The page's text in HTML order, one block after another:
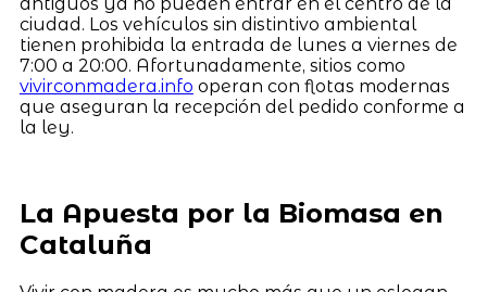
antiguos ya no pueden entrar en el centro de la
ciudad. Los vehículos sin distintivo ambiental
tienen prohibida la entrada de lunes a viernes de
7:00 a 20:00. Afortunadamente, sitios como
vivirconmadera.info operan con flotas modernas
que aseguran la recepción del pedido conforme a
la ley.
La Apuesta por la Biomasa en
Cataluña